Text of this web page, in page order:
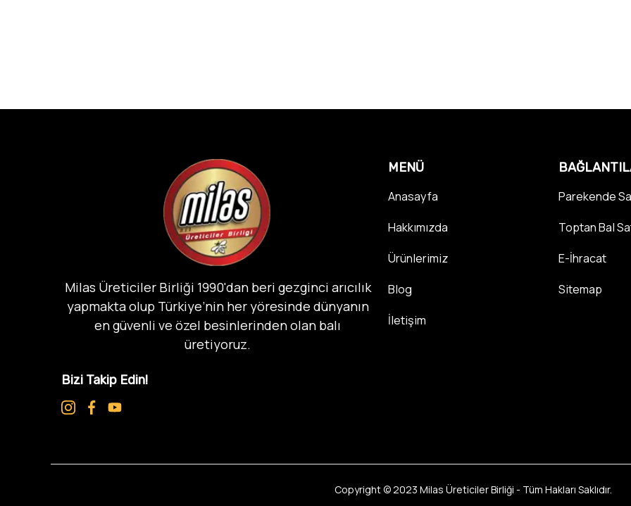
Milas Üreticiler Birliği 1990'dan beri gezginci arıcılık
yapmakta olup Türkiye’nin her yöresinde dünyanın
en güvenli ve özel besinlerinden olan balı
üretiyoruz.
Bizi Takip Edin!
MENÜ
Anasayfa
Hakkımızda
Ürünlerimiz
Blog
İletişim
Parekende
Toptan Bal
E-İhracat
Sitemap
Copyright © 2023 Milas Üreticiler Birliği - Tüm Hakları Saklıdır.